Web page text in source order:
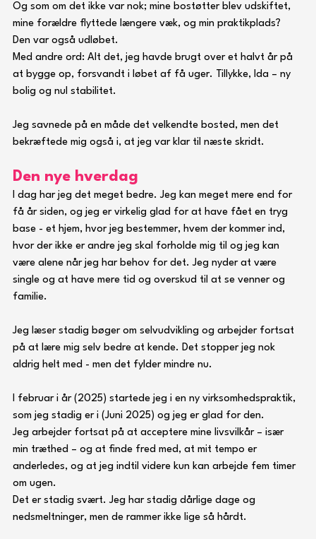
Og som om det ikke var nok; mine bostøtter blev udskiftet,
mine forældre flyttede længere væk, og min praktikplads?
Den var også udløbet.
Med andre ord: Alt det, jeg havde brugt over et halvt år på
at bygge op, forsvandt i løbet af få uger. Tillykke, Ida – ny
bolig og nul stabilitet.
Jeg savnede på en måde det velkendte bosted, men det
bekræftede mig også i, at jeg var klar til næste skridt.
Den nye hverdag
I dag har jeg det meget bedre. Jeg kan meget mere end for
få år siden, og jeg er virkelig glad for at have fået en tryg
base - et hjem, hvor jeg bestemmer, hvem der kommer ind,
hvor der ikke er andre jeg skal forholde mig til og jeg kan
være alene når jeg har behov for det. Jeg nyder at være
single og at have mere tid og overskud til at se venner og
familie.
Jeg læser stadig bøger om selvudvikling og arbejder fortsat
på at lære mig selv bedre at kende. Det stopper jeg nok
aldrig helt med - men det fylder mindre nu.
I februar i år (2025) startede jeg i en ny virksomhedspraktik,
som jeg stadig er i (Juni 2025) og jeg er glad for den.
Jeg arbejder fortsat på at acceptere mine livsvilkår – især
min træthed – og at finde fred med, at mit tempo er
anderledes, og at jeg indtil videre kun kan arbejde fem timer
om ugen.
Det er stadig svært. Jeg har stadig dårlige dage og
nedsmeltninger, men de rammer ikke lige så hårdt.